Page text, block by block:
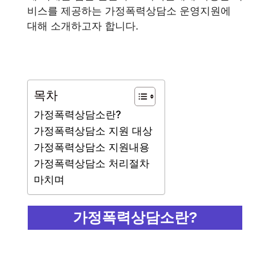
비스를 제공하는 가정폭력상담소 운영지원에
대해 소개하고자 합니다.
목차
가정폭력상담소란?
가정폭력상담소 지원 대상
가정폭력상담소 지원내용
가정폭력상담소 처리절차
마치며
가정폭력상담소란?